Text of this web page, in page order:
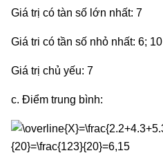
Giá trị có tàn số lớn nhất: 7
Giá tri có tần số nhỏ nhất: 6; 10
Giá trị chủ yếu: 7
c. Điểm trung bình: